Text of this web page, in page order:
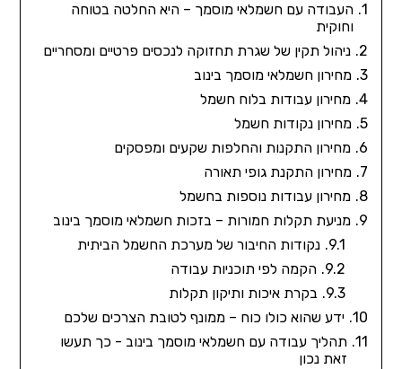
העבודה עם חשמלאי מוסמך – היא החלטה בטוחה
וחוקית
ניהול תקין של שגרת תחזוקה לנכסים פרטיים ומסחריים
מחירון חשמלאי מוסמך בינוב
מחירון עבודות בלוח חשמל
מחירון נקודות חשמל
מחירון התקנות והחלפות שקעים ומפסקים
מחירון התקנת גופי תאורה
מחירון עבודות נוספות בחשמל
מניעת תקלות חמורות – בזכות חשמלאי מוסמך בינוב
נקודות החיבור של מערכת החשמל הביתית
הקמה לפי תוכניות עבודה
בקרת איכות ותיקון תקלות
ידע שהוא כולו כוח – ממונף לטובת הצרכים שלכם
תהליך עבודה עם חשמלאי מוסמך בינוב - כך תעשו
זאת נכון